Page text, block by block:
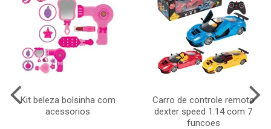
Kit beleza bolsinha com
acessorios
Carro de controle remoto
dexter speed 1:14 com 7
funcoes